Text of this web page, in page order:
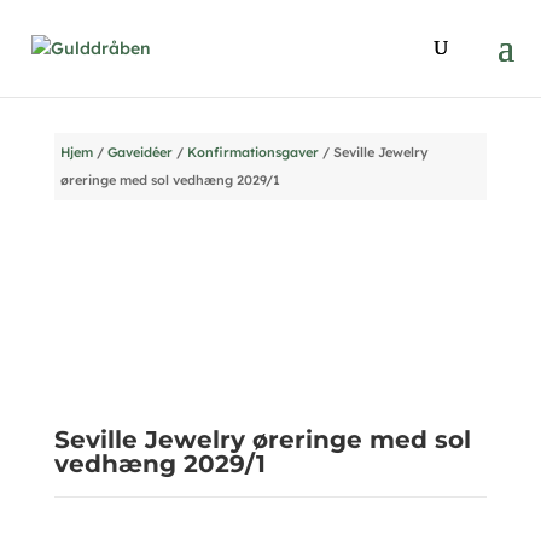
Hjem/ Gaveidéer/ Konfirmationsgaver/ Seville Jewelry
øreringe med sol vedhæng 2029/1
Seville Jewelry øreringe med sol
vedhæng 2029/1